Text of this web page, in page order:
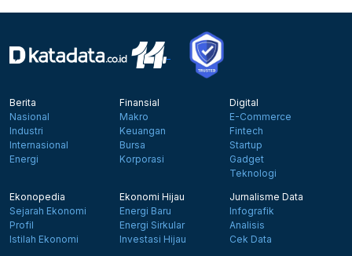
Berita
Nasional
Industri
Internasional
Energi
Finansial
Makro
Keuangan
Bursa
Korporasi
Digital
E-Commerce
Fintech
Startup
Gadget
Teknologi
Ekonopedia
Sejarah Ekonomi
Profil
Istilah Ekonomi
Ekonomi Hijau
Energi Baru
Energi Sirkular
Investasi Hijau
Jurnalisme Data
Infografik
Analisis
Cek Data